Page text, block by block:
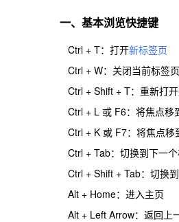
一、基本浏览快捷键
Ctrl + T：打开新标签页
Ctrl + W：关闭当前标签页
Ctrl + Shift + T：重新打
Ctrl + L 或 F6：将焦点移
Ctrl + K 或 F7：将焦点移
Ctrl + Tab：切换到下一
Ctrl + Shift + Tab：切换
Alt + Home：进入主页
Alt + Left Arrow：返回上